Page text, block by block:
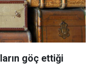
göç ettiği